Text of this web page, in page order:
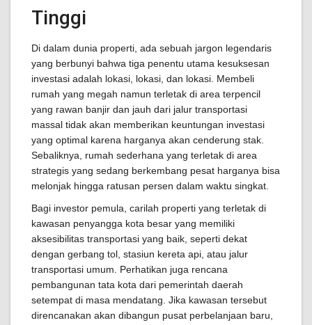
Tinggi
Di dalam dunia properti, ada sebuah jargon legendaris
yang berbunyi bahwa tiga penentu utama kesuksesan
investasi adalah lokasi, lokasi, dan lokasi. Membeli
rumah yang megah namun terletak di area terpencil
yang rawan banjir dan jauh dari jalur transportasi
massal tidak akan memberikan keuntungan investasi
yang optimal karena harganya akan cenderung stak.
Sebaliknya, rumah sederhana yang terletak di area
strategis yang sedang berkembang pesat harganya bisa
melonjak hingga ratusan persen dalam waktu singkat.
Bagi investor pemula, carilah properti yang terletak di
kawasan penyangga kota besar yang memiliki
aksesibilitas transportasi yang baik, seperti dekat
dengan gerbang tol, stasiun kereta api, atau jalur
transportasi umum. Perhatikan juga rencana
pembangunan tata kota dari pemerintah daerah
setempat di masa mendatang. Jika kawasan tersebut
direncanakan akan dibangun pusat perbelanjaan baru,